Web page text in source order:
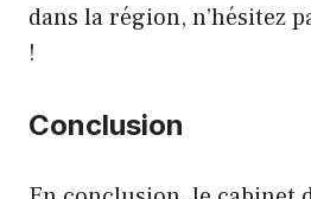
dans la région, n’hésitez
!
Conclusion